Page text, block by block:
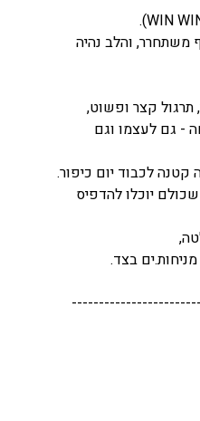
משתחרר, והלב נהיה
תרגול קצר ופשוט,
- גם לעצמו וגם
קטנה לכבוד יום כיפור.
ואני מעלה גם קובץ PDF שכולם יוכלו להדפיס
בצד.